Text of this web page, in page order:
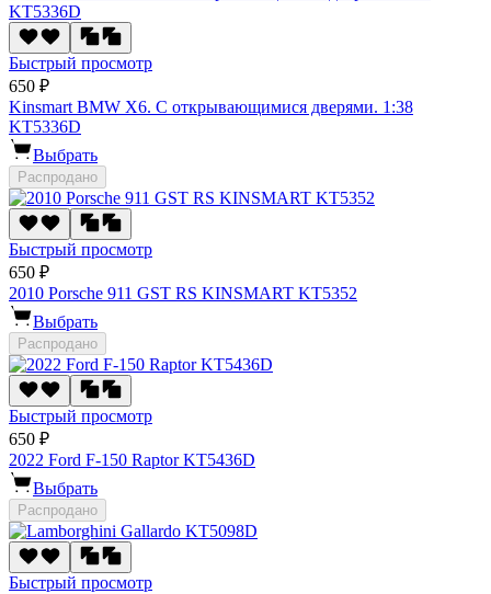
Быстрый просмотр
650 ₽
Kinsmart BMW X6. С открывающимися дверями. 1:38
KT5336D
Выбрать
Распродано
Быстрый просмотр
650 ₽
2010 Porsche 911 GST RS KINSMART KT5352
Выбрать
Распродано
Быстрый просмотр
650 ₽
2022 Ford F-150 Raptor KT5436D
Выбрать
Распродано
Быстрый просмотр